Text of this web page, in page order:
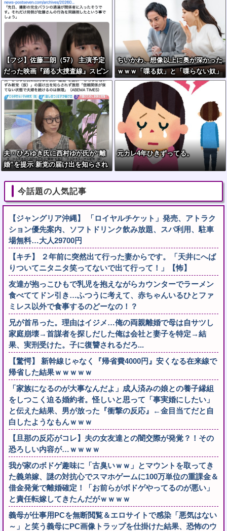
【フジ】佐藤二朗（57） 主演予定
だった映画『踊る大捜査線』スピン
オフ作品の撮影中止が正式に決定
ちいかわ、想像以上に奥が深かった
ｗｗｗ「喋る奴」と「喋らない奴」
で人格に差がある模様
夫・ひろゆき氏に西村ゆか氏が“離
婚”を提示 新党の届け出を知らされ
けるのは無理」
元カレ4年ひきずってる。
今話題の人気記事
【ジャングリア沖縄】 「ロイヤルチケット」発売、アトラク
ション優先案内、ソフトドリンク飲み放題、スパ利用、駐車
場無料…大人29700円
【キチ】 ２年前に突然出て行った妻からです。「天井にへば
りついてニタニタ笑ってないで出て行って！」【怖】
友達が抱っこひもで乳児を抱えながらカウンターでラーメン
食べててドン引き…ふつうに考えて、赤ちゃんいるひとファ
ミレス以外で食事するのどーなの！？
兄が首吊った。理由はイジメ…俺の両親離婚で母は自サツし
家庭崩壊→首謀者を探しだした俺は会社と妻子を特定→結
果、実刑受けた。子に復讐されるだろ...
【驚愕】 新幹線じゃなく『帰省費4000円』安くなる在来線で
帰省した結果ｗｗｗｗｗ
「家族になるのが大事なんだよ」成人済みの娘との養子縁組
をしつこく迫る婚約者。怪しいと思って「事実婚にしたい」
と伝えた結果、男が放った『衝撃の反応』←金目当てだと自
白したようなもんｗｗｗ
【旦那の反応がコレ】夫の女友達との闇交際が発覚？！その
恐ろしい内容が…ｗｗｗｗ
我が家のボドゲ趣味に「古臭いｗｗ」とマウントを取ってき
た義弟嫁、謎の対抗心でスマホゲームに100万単位の重課金＆
借金発覚で離婚確定！「お前らがボドゲやってるのが悪い」
と責任転嫁してきたんだがｗｗｗｗ
義母が仕事用PCを無断閲覧＆エロサイトで感染「悪気はない
～」と笑う義母にPC画像トラップを仕掛けた結果、恐怖のウ